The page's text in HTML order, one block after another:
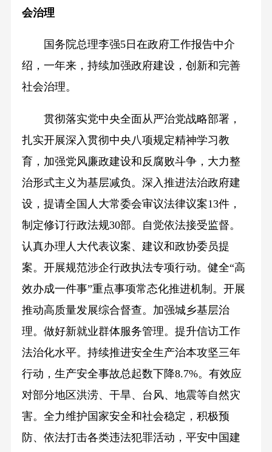
会治理
国务院总理李强5日在政府工作报告中介
绍，一年来，持续加强政府建设，创新和完善
社会治理。
贯彻落实党中央全面从严治党战略部署，
扎实开展深入贯彻中央八项规定精神学习教
育，加强党风廉政建设和反腐败斗争，大力整
治形式主义为基层减负。深入推进法治政府建
设，提请全国人大常委会审议法律议案13件，
制定修订行政法规30部。自觉依法接受监督。
认真办理人大代表议案、建议和政协委员提
案。开展规范涉企行政执法专项行动。健全“高
效办成一件事”重点事项常态化推进机制。开展
推动高质量发展综合督查。加强城乡基层治
理。做好新就业群体服务管理。提升信访工作
法治化水平。持续推进安全生产治本攻坚三年
行动，生产安全事故总起数下降8.7%。有效应
对部分地区洪涝、干旱、台风、地震等自然灾
害。全力维护国家安全和社会稳定，积极预
防、依法打击各类违法犯罪活动，平安中国建